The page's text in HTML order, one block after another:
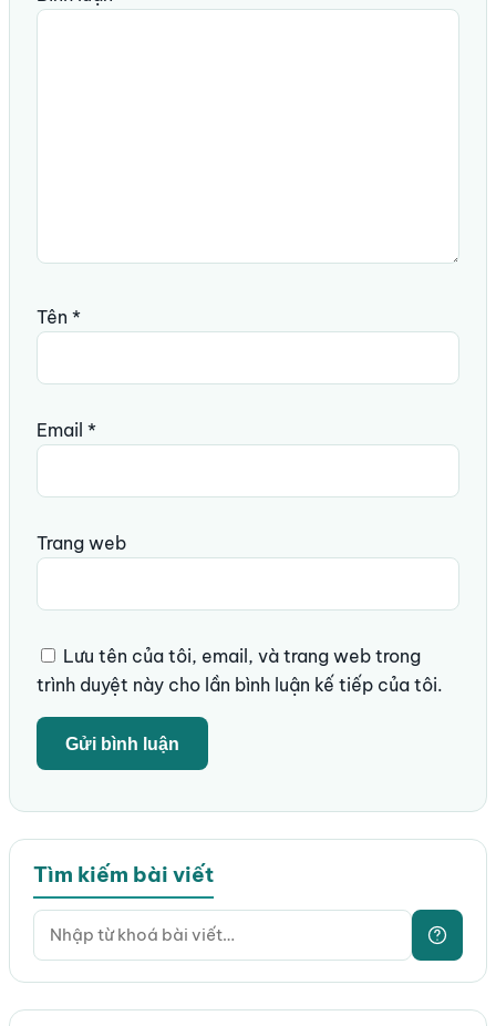
Tên *
Email *
Trang web
Lưu tên của tôi, email, và trang web trong
trình duyệt này cho lần bình luận kế tiếp của tôi.
Tìm kiếm bài viết